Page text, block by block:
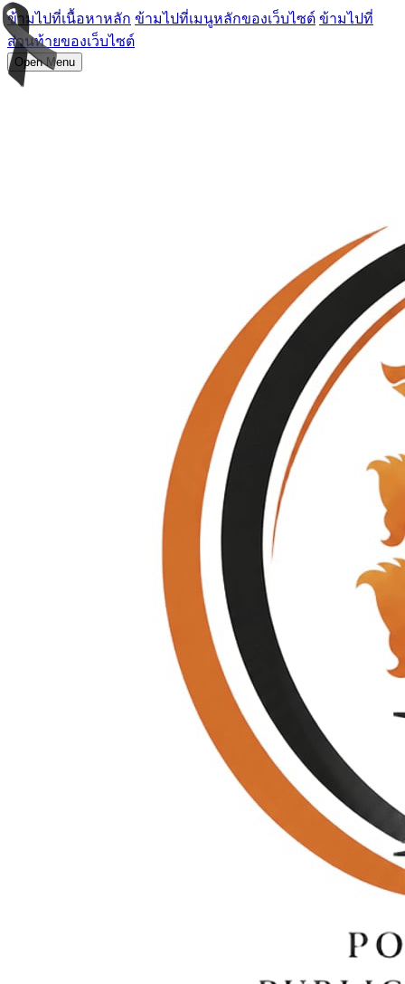
ข้ามไปที่เนื้อหาหลัก ข้ามไปที่เมนูหลักของเว็บไซต์ ข้ามไปที่
ส่วนท้ายของเว็บไซต์
Open Menu